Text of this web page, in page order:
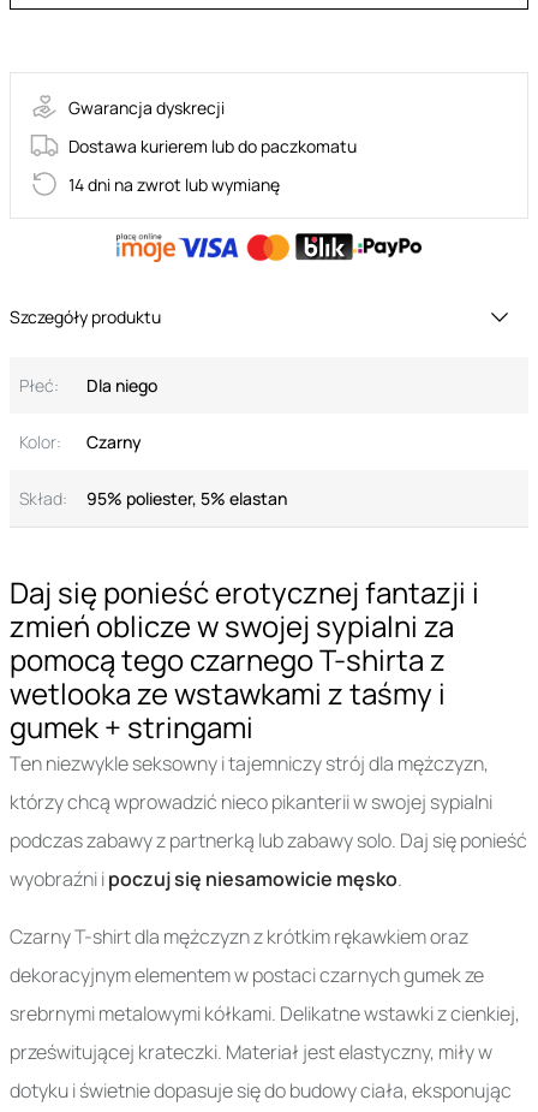
Daj się ponieść erotycznej fantazji i
zmień oblicze w swojej sypialni za
pomocą tego czarnego T-shirta z
wetlooka ze wstawkami z taśmy i
gumek + stringami
Ten niezwykle seksowny i tajemniczy strój dla mężczyzn,
którzy chcą wprowadzić nieco pikanterii w swojej sypialni
podczas zabawy z partnerką lub zabawy solo. Daj się ponieść
wyobraźni ipoczuj się niesamowicie męsko.
Czarny T-shirt dla mężczyzn z krótkim rękawkiem oraz
dekoracyjnym elementem w postaci czarnych gumek ze
srebrnymi metalowymi kółkami. Delikatne wstawki z cienkiej,
prześwitującej krateczki. Materiał jest elastyczny, miły w
dotyku i świetnie dopasuje się do budowy ciała, eksponując
Gwarancja dyskrecji
Dostawa kurierem lub do paczkomatu
14 dni na zwrot lub wymianę
Szczegóły produktu
Płeć: Dla niego
Kolor: Czarny
Skład: 95% poliester, 5% elastan